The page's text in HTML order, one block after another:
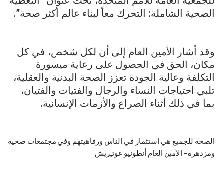
الصحية الشاملة: التحرك معاً لبناء عالم أكثر صحة”.
وقد أشار الأمين العام إلى أن لكل شخص، في كل
مكان، الحق في الحصول على رعاية ميسورة
التكلفة وعالية الجودة تعزز الصحة البدنية والعقلية،
تلبي احتياجات النساء والرجال والفتيات والفتيان،
بما في ذلك أثناء الصراع والأزمات الإنسانية.
الصحة للجميع هي استثمار في الناس ورفاهيتهم وفي مجتمعات صحية
ومزدهرة– الأمين العام أنطونيو غوتيريش